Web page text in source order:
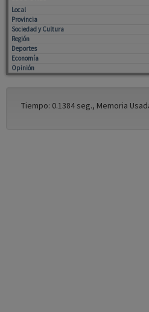
Local
Provincia
Sociedad y Cultura
Región
Deportes
Economía
Opinión
Tiempo: 0.1384 seg., Memoria